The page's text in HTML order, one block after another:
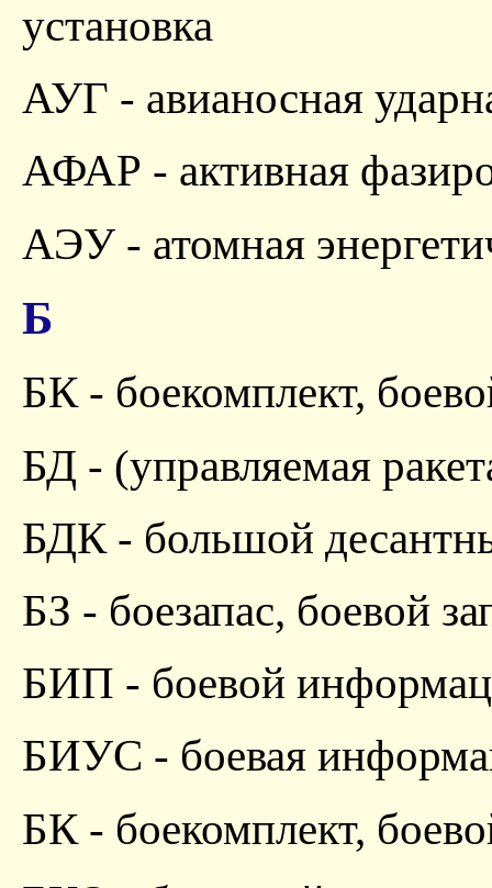
установка
АУГ - авианосная
АФАР - активная
АЭУ - атомная
Б
БК - боекомплект,
БД - (управляемая
БДК - большой
БЗ - боезапас, боевой
БИП - боевой
БИУС - боевая
БК - боекомплект,